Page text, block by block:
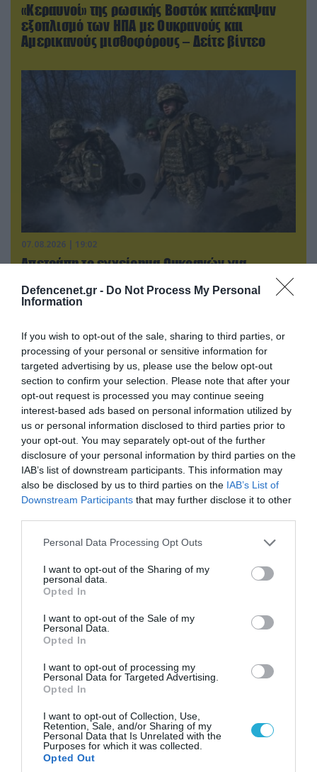
Defencenet.gr - Do Not Process My Personal
Information
If you wish to opt-out of the sale, sharing to third parties, or
processing of your personal or sensitive information for
targeted advertising by us, please use the below opt-out
section to confirm your selection. Please note that after your
opt-out request is processed you may continue seeing
interest-based ads based on personal information utilized by
us or personal information disclosed to third parties prior to
your opt-out. You may separately opt-out of the further
disclosure of your personal information by third parties on the
IAB’s list of downstream participants. This information may
also be disclosed by us to third parties on the IAB’s List of
Downstream Participants that may further disclose it to other
Please note that this website/app uses one or more Google
not limited to your visit or usage behaviour. You may click to
grant or deny consent to Google and its third-party tags to
use your data for below specified purposes in below Google
consent section.
Personal Data Processing Opt Outs
I want to opt-out of the Sharing of my
personal data.
Opted In
I want to opt-out of the Sale of my
Personal Data.
Opted In
I want to opt-out of processing my
Personal Data for Targeted Advertising.
Opted In
I want to opt-out of Collection, Use,
Retention, Sale, and/or Sharing of my
Personal Data that Is Unrelated with the
Purposes for which it was collected.
Opted Out
«Κεραυνοί» της ρωσικής Βοστόκ κατέκαψαν
εξοπλισμό των ΗΠΑ με Ουκρανούς και
Αμερικανούς μισθοφόρους – Δείτε βίντεο
07.08.2026 | 19:02
Απετράπη το εγχείρημα Ουκρανών για
αντεπίθεση στο Κολομίγτσι: Δείτε το πριν & το
μετά της προσπάθειάς τους (βίντεο)
07.08.2026 | 23:02
«Μούδιασε» η Naftogaz που βλέπει κρύο
εγκαταστάσεις του ουκρανικού κολοσσού!
07.08.2026 | 11:02